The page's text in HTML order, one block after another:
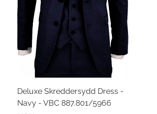
Deluxe Skreddersydd Dress -
Navy - VBC 887.801/5966